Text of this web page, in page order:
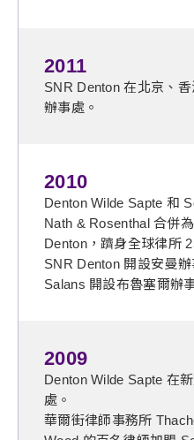
2011
SNR Denton 在北京、
辦事處。
2010
Denton Wilde Sapte 和
Nath & Rosenthal 合併
Denton，躋身全球律所
SNR Denton 開設安曼辦
Salans 開設布魯塞爾辦
2009
Denton Wilde Sapte 在
處。
華爾街律師事務所